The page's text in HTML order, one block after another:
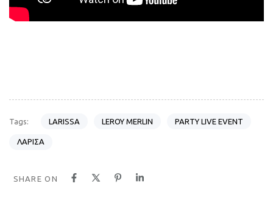
Tags: LARISSA LEROY MERLIN PARTY LIVE EVENT
ΛΑΡΙΣΑ
SHARE ON